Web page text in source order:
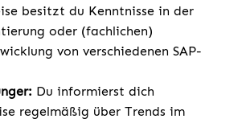
besitzt du Kenntnisse in der
oder (fachlichen)
von verschiedenen SAP-
Du informierst dich
regelmäßig über Trends im